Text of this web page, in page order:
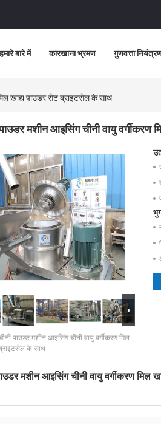
हमारे बारे में कारखाना भ्रमण गुणवत्ता
खाद्य पाउडर सेट ब्राइटसेल के साथ
पाउडर मशीन आइसिंग चीनी वायु
पाउडर मशीन आइसिंग चीनी वायु वर्गीकरण मिल
के साथ
मशीन आइसिंग चीनी वायु वर्गीकरण